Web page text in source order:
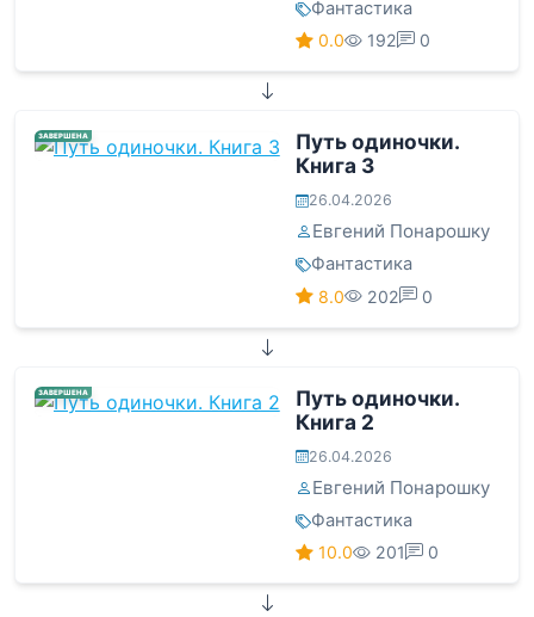
Фантастика
0.0 192 0
ЗАВЕРШЕНА
Путь одиночки.
Книга 3
26.04.2026
Евгений Понарошку
Фантастика
8.0 202 0
ЗАВЕРШЕНА
Путь одиночки.
Книга 2
26.04.2026
Евгений Понарошку
Фантастика
10.0 201 0